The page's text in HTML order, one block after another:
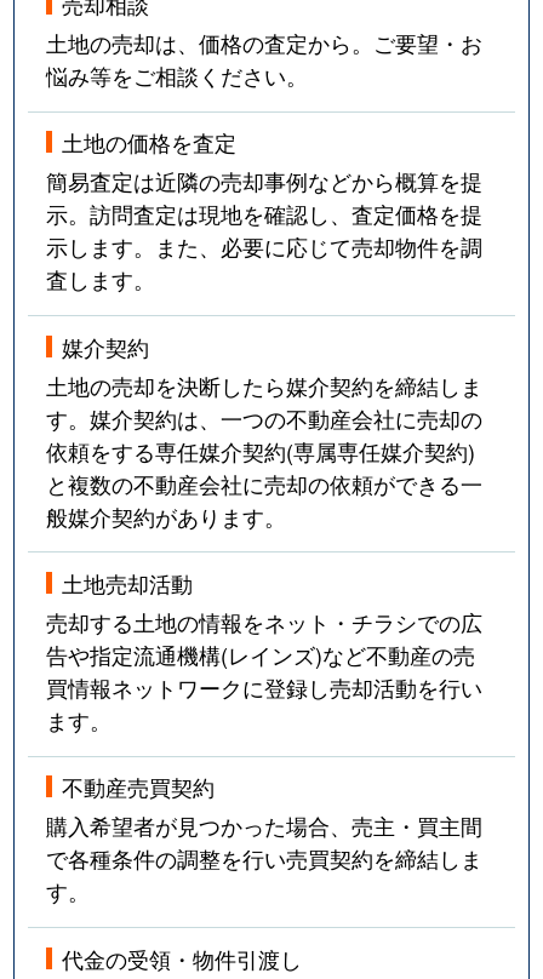
土地の売却は、価格の査定から。ご要望・お
悩み等をご相談ください。
土地の価格を査定
簡易査定は近隣の売却事例などから概算を提
示。訪問査定は現地を確認し、査定価格を提
示します。また、必要に応じて売却物件を調
査します。
媒介契約
土地の売却を決断したら媒介契約を締結しま
す。媒介契約は、一つの不動産会社に売却の
依頼をする専任媒介契約(専属専任媒介契約)
と複数の不動産会社に売却の依頼ができる一
般媒介契約があります。
土地売却活動
売却する土地の情報をネット・チラシでの広
告や指定流通機構(レインズ)など不動産の売
買情報ネットワークに登録し売却活動を行い
ます。
不動産売買契約
購入希望者が見つかった場合、売主・買主間
で各種条件の調整を行い売買契約を締結しま
す。
代金の受領・物件引渡し